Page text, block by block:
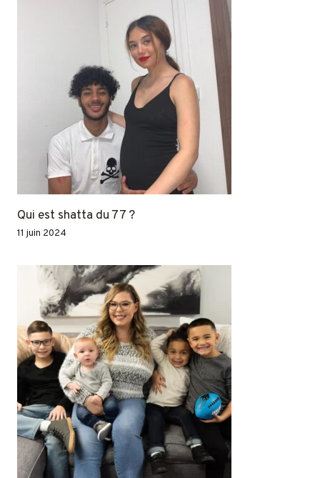
Qui est shatta du 77 ?
11 juin 2024